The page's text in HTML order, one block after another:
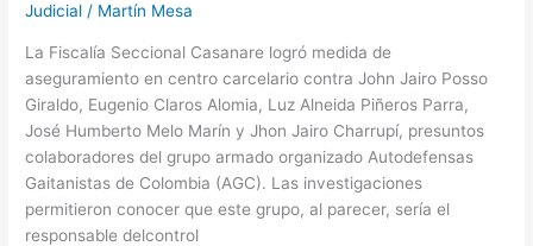
Judicial / Martín Mesa
La Fiscalía Seccional Casanare logró medida de
aseguramiento en centro carcelario contra John Jairo Posso
Giraldo, Eugenio Claros Alomia, Luz Alneida Piñeros Parra,
José Humberto Melo Marín y Jhon Jairo Charrupí, presuntos
colaboradores del grupo armado organizado Autodefensas
Gaitanistas de Colombia (AGC). Las investigaciones
permitieron conocer que este grupo, al parecer, sería el
responsable delcontrol